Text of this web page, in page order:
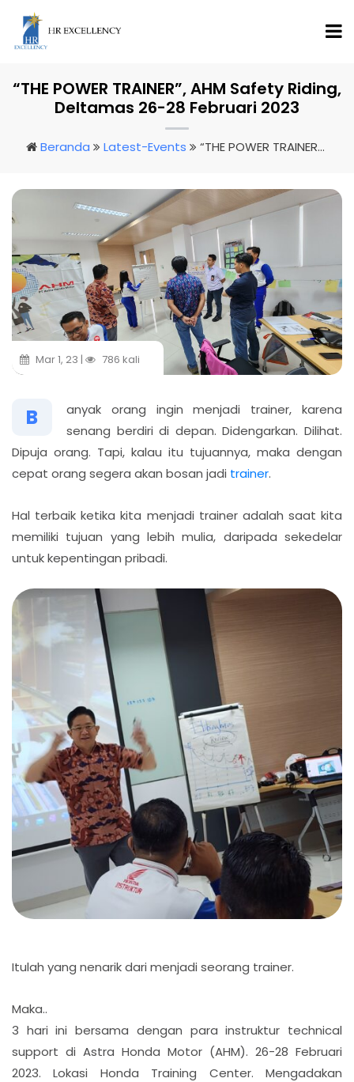
“THE POWER TRAINER”, AHM Safety Riding,
Deltamas 26-28 Februari 2023
Beranda Latest-Events “THE POWER TRAINER”, AHM Safety Riding, Deltamas 26-28 Februari 2023
Mar 1, 23 | 786 kali
B
anyak orang ingin menjadi trainer, karena
senang berdiri di depan. Didengarkan. Dilihat.
Dipuja orang. Tapi, kalau itu tujuannya, maka dengan
cepat orang segera akan bosan jadi trainer.
Hal terbaik ketika kita menjadi trainer adalah saat kita
memiliki tujuan yang lebih mulia, daripada sekedelar
untuk kepentingan pribadi.
Itulah yang nenarik dari menjadi seorang trainer.
Maka..
3 hari ini bersama dengan para instruktur technical
support di Astra Honda Motor (AHM). 26-28 Februari
2023. Lokasi Honda Training Center. Mengadakan